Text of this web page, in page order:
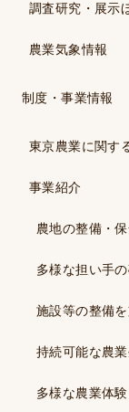
調査研究・展示
農業気象情報
制度・事業情報
東京農業に関す
事業紹介
農地の整備・
多様な担い手
施設等の整備
持続可能な農
多様な農業体